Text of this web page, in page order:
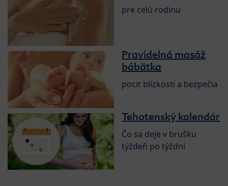
pre celú rodinu
Pravidelná masáž
bábätka
pocit blízkosti a bezpečia
Tehotenský kalendár
Čo sa deje v brušku
týždeň po týždni